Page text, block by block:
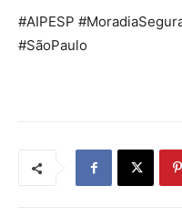
#AIPESP
#SãoPaulo